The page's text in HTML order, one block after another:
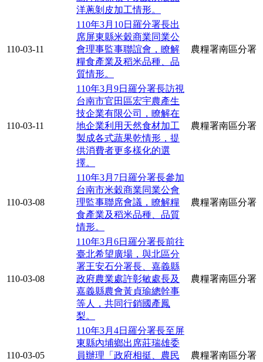
洋蔥剝皮加工情形。
110-03-11
110年3月10日羅分署長出
席屏東縣米穀商業同業公
會理事監事聯誼會，瞭解
糧食產業及稻米品種、品
質情形。
農糧署南區分署
110-03-11
110年3月9日羅分署長訪視
台南市官田區宏宇農產生
技企業有限公司，瞭解在
地企業利用天然食材加工
製成各式蔬果乾情形，提
供消費者更多樣化的選
擇。
農糧署南區分署
110-03-08
110年3月7日羅分署長參加
台南市米穀商業同業公會
理監事聯席會議，瞭解糧
食產業及稻米品種、品質
情形。
農糧署南區分署
110-03-08
110年3月6日羅分署長前往
臺北希望廣場，與北區分
署王安石分署長、嘉義縣
政府農業處許彰敏處長及
嘉義縣農會黃貞瑜總幹事
等人，共同行銷國產鳳
梨。
農糧署南區分署
110-03-05
110年3月4日羅分署長至屏
東縣內埔鄉出席莊瑞雄委
員辦理「政府相挺、農民
農糧署南區分署